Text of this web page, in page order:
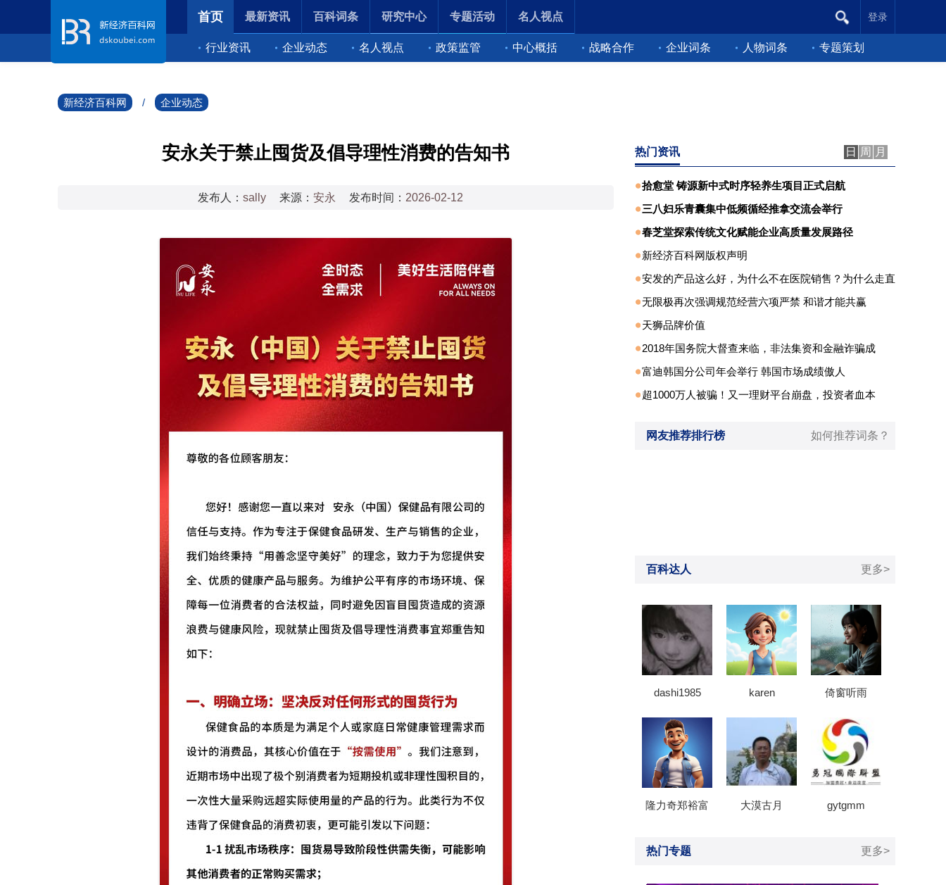
首页
行业资讯 企业动态 名人视点 政策监管 中心概括 战略合作 企业词条 人物词条 专题策划
最新资讯 百科词条 研究中心 专题活动 名人视点 登录
新经济百科网 / 企业动态
安永关于禁止囤货及倡导理性消费的告知书
发布人： sally 来源： 安永 发布时间： 2026-02-12
热门资讯 日 周 月
拾愈堂 铸源新中式时序轻养生项目正式启航
三八妇乐青囊集中低频循经推拿交流会举行
春芝堂探索传统文化赋能企业高质量发展路径
新经济百科网版权声明
安发的产品这么好，为什么不在医院销售？为什么走直
无限极再次强调规范经营六项严禁 和谐才能共赢
天狮品牌价值
2018年国务院大督查来临，非法集资和金融诈骗成
富迪韩国分公司年会举行 韩国市场成绩傲人
超1000万人被骗！又一理财平台崩盘，投资者血本
网友推荐排行榜 如何推荐词条？
百科达人 更多>
dashi1985 karen 倚窗听雨
隆力奇郑裕富 大漠古月 gytgmm
热门专题 更多>